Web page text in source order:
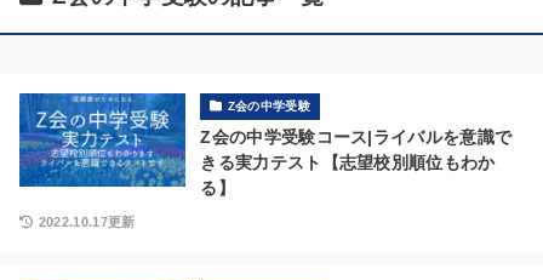
Z会の中学受験
Z会の中学受験コース|ライバルを意識で
きる実力テスト【志望校別順位もわか
る】
2022.10.17更新